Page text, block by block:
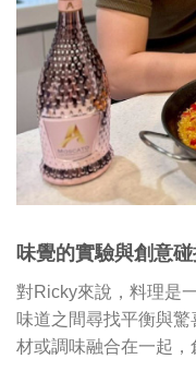
味覺的實驗與創意
對Ricky來說，料理是
味道之間尋找平衡與
材或調味融合在一起，